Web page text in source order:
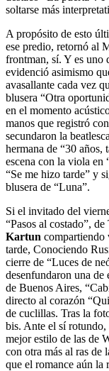
soltarse más
A propósito de esto
ese predio, retornó al
frontman, sí. Y es uno
evidenció asimismo
avasallante cada vez
blusera “Otra
en el momento
manos que registró
secundaron la
hermana de “30 años,
escena con la viola en
“Se me hizo tarde” y
blusera de “Luna”.
Si el invitado del
“Pasos al costado”,
Kartun compartiendo
tarde, Conociendo
cierre de “Luces de
desenfundaron una de
de Buenos Aires,
directo al corazón
de cuclillas. Tras la
bis. Ante el sí rotundo,
mejor estilo de las de
con otra más al ras de
que el romance aún la